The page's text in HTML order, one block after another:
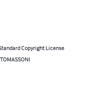
Copyright License